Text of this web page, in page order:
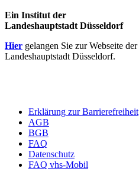
Ein Institut der
Landeshauptstadt Düsseldorf
Hier gelangen Sie zur Webseite der
Landeshauptstadt Düsseldorf.
Erklärung zur Barrierefreiheit
AGB
BGB
FAQ
Datenschutz
FAQ vhs-Mobil